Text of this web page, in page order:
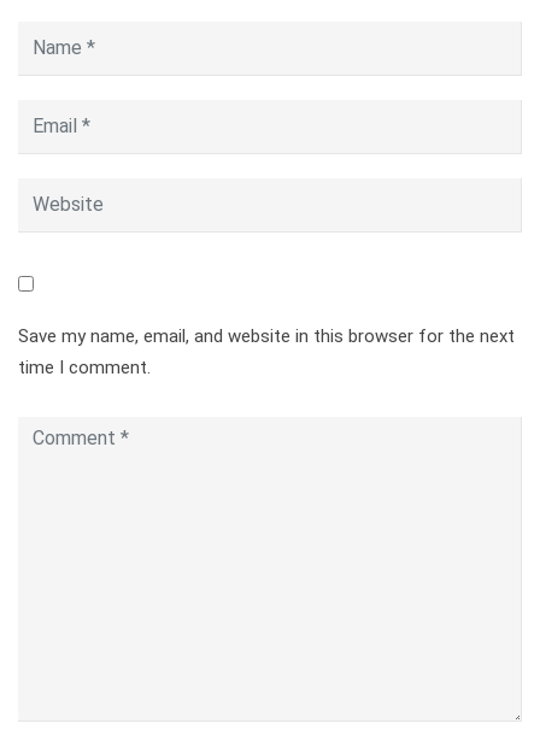
Save my name, email, and website in this browser for the next
time I comment.